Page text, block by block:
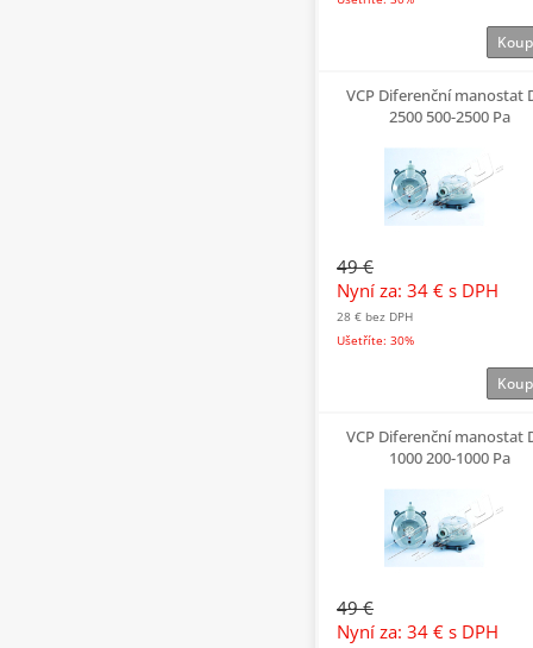
VCP Diferenční manostat
2500 500-2500 Pa
49 €
Nyní za: 34 € s DPH
28 € bez DPH
Ušetříte: 30%
VCP Diferenční manostat
1000 200-1000 Pa
49 €
Nyní za: 34 € s DPH